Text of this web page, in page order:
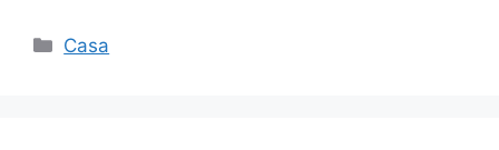
Categories
Casa